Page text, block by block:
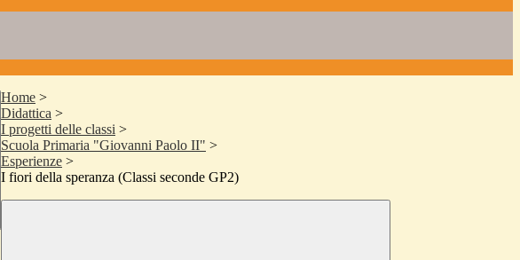
Home >
Didattica >
I progetti delle classi >
Scuola Primaria "Giovanni Paolo II" >
Esperienze >
I fiori della speranza (Classi seconde GP2)